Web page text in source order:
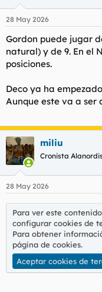
e
:
28 May 2026
Gordon puede jugar
natural) y de 9. En el
posiciones.
Deco ya ha
Aunque este va a ser
miliu
Cronista
28 May 2026
Para ver este
configurar cookies de
Para obtener
página de cookies.
Aceptar cookies de